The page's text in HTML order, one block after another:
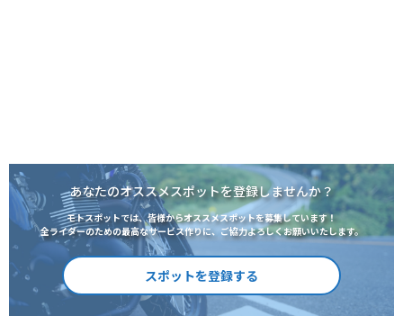
あなたのオススメスポットを登録しませんか？
モトスポットでは、皆様からオススメスポットを募集しています！
全ライダーのための最高なサービス作りに、ご協力よろしくお願いいたします。
スポットを登録する